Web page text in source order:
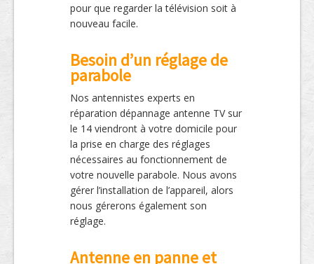
pour que regarder la télévision soit à
nouveau facile.
Besoin d’un réglage de
parabole
Nos antennistes experts en
réparation dépannage antenne TV sur
le 14 viendront à votre domicile pour
la prise en charge des réglages
nécessaires au fonctionnement de
votre nouvelle parabole. Nous avons
gérer l’installation de l’appareil, alors
nous gérerons également son
réglage.
Antenne en panne et